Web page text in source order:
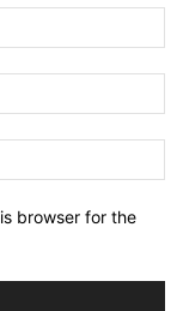
browser for the